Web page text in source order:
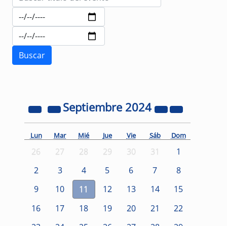
Septiembre 2024
Lun Mar Mié Jue Vie Sáb Dom
26 27 28 29 30 31
1
2
3 4 5 6 7
8
9
10 11 12 13 14
15
16
17 18 19 20 21
22